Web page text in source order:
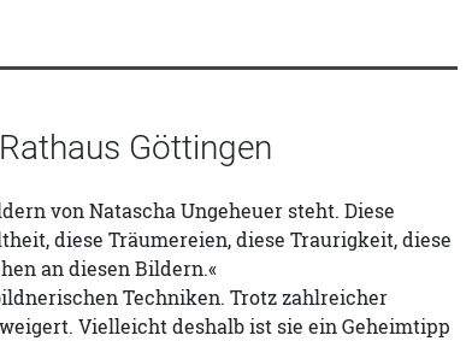
Göttingen
von Natascha Ungeheuer steht. Diese
diese Träumereien, diese Traurigkeit, diese
an diesen Bildern.«
Techniken. Trotz zahlreicher
Vielleicht deshalb ist sie ein Geheimtipp